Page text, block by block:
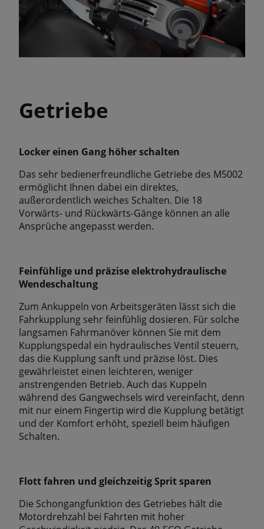
Getriebe
Locker einen Gang höher schalten
Das sehr bedienerfreundliche Getriebe des M5002
ermöglicht Ihnen dabei ein direktes,
außerordentlich weiches Schalten. Die 18
Vorwärts- und Rückwärts-Gänge können an alle
Ansprüche angepasst werden.
Feinfühlige und präzise elektrohydraulische
Wendeschaltung
Zum Ankuppeln von Arbeitsgeräten lässt sich die
Fahrkupplung sehr feinfühlig dosieren. Für solche
langsamen Fahrmanöver können Sie mit dem
Kupplungspedal ein hydraulisches Ventil steuern,
das die Kupplung sanft und präzise löst. Dies
gewährleistet einen leichteren, weniger
anstrengenden Betrieb. Auch das Kuppeln
während des Gangwechsels wird vereinfacht, denn
mit nur einem Fingertip wird die Kupplung betätigt
und der Komfort erhöht, speziell beim häuﬁgen
Schalten.
Flott fahren und gleichzeitig Sprit sparen
Die Schongangfunktion des Getriebes hält die
Motordrehzahl bei Fahrten mit hoher